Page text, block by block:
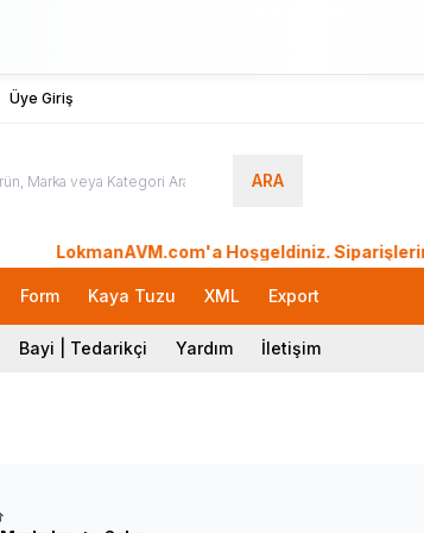
Üye Giriş
ARA
LokmanAVM.com'a Hoşgeldiniz. Siparişleriniz
Form Kaya Tuzu XML Export
Bayi | Tedarikçi Yardım İletişim